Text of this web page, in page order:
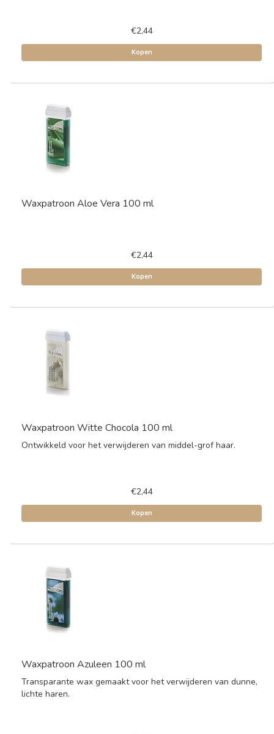
€2,44
Kopen
Waxpatroon Aloe Vera 100 ml
€2,44
Kopen
Waxpatroon Witte Chocola 100 ml
Ontwikkeld voor het verwijderen van middel-grof haar.
€2,44
Kopen
Waxpatroon Azuleen 100 ml
Transparante wax gemaakt voor het verwijderen van dunne,
lichte haren.